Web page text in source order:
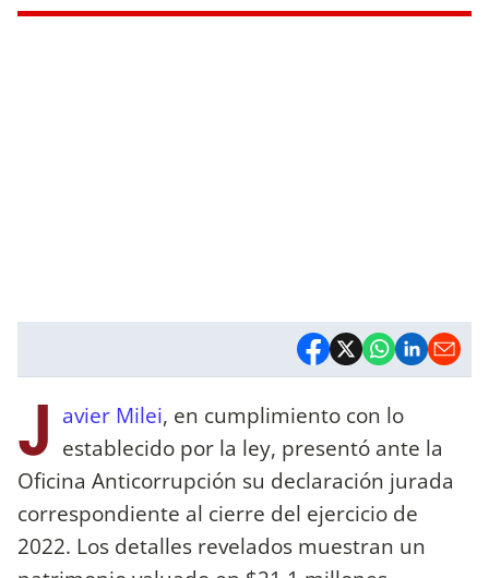
J avier Milei, en cumplimiento con lo
establecido por la ley, presentó ante la
Oficina Anticorrupción su declaración jurada
correspondiente al cierre del ejercicio de
2022. Los detalles revelados muestran un